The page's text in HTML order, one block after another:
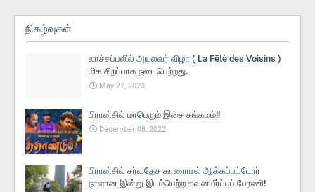
நிகழ்வுகள்
லாச்சப்பலில் அயலவர் விழா ( La Fētè des Voisins )
மிக சிறப்பாக நடைபெற்றது.
May 27, 2023
பிரான்சில் மாபெரும் இசை சங்கமம்!!
December 08, 2022
பிரான்சில் சர்வதேச காணாமல் ஆக்கப்பட்டோர்
நாளான இன்று இடம்பெற்ற கவனயீர்ப்புப் பேரணி!